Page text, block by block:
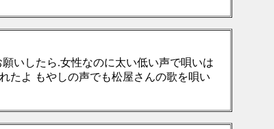
いしたら.女性なのに太い低い声で唄いは
たよ もやしの声でも松屋さんの歌を唄い